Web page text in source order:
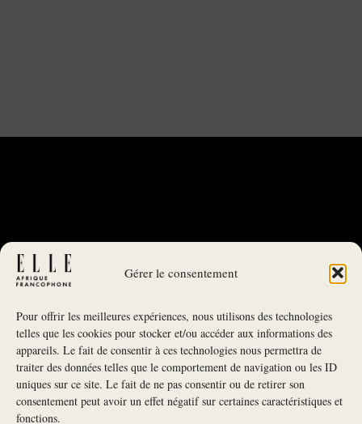
Gérer le consentement
Pour offrir les meilleures expériences, nous utilisons des technologies
telles que les cookies pour stocker et/ou accéder aux informations des
appareils. Le fait de consentir à ces technologies nous permettra de
traiter des données telles que le comportement de navigation ou les ID
uniques sur ce site. Le fait de ne pas consentir ou de retirer son
consentement peut avoir un effet négatif sur certaines caractéristiques et
fonctions.
NEWSLETTER